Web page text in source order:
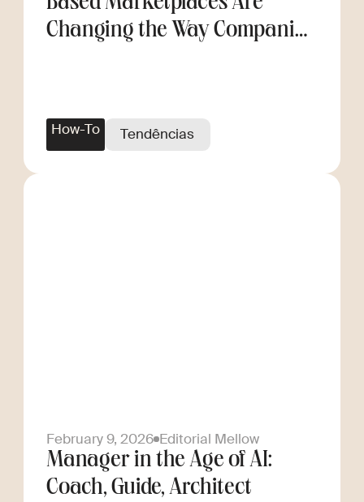
Based Marketplaces Are
Changing the Way Companies
How-To Tendências
February 9, 2026 Editorial Mellow
Manager in the Age of AI:
Coach, Guide, Architect